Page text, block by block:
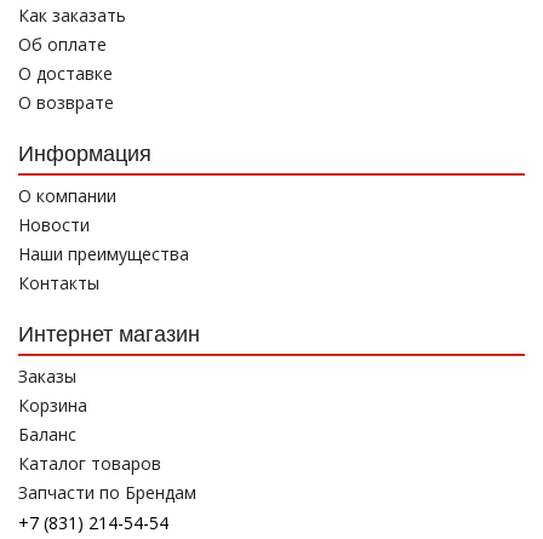
Как заказать
Об оплате
О доставке
О возврате
Информация
О компании
Новости
Наши преимущества
Контакты
Интернет магазин
Заказы
Корзина
Баланс
Каталог товаров
Запчасти по Брендам
+7 (831) 214-54-54